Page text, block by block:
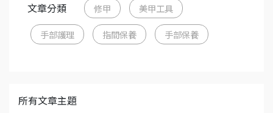
文章分類 修甲 美甲工具
手部護理 指間保養 手部保養
所有文章主題